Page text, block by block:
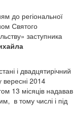
до регіональної
Святого
заступника
і двадцятирічний
вересні 2014
13 місяців надавав
в тому числі і під